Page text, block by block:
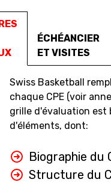
NEWS CENTER
ÉCHÉANCIER
ET VISITES
Swiss Basketball
chaque CPE (voir
grille d'évaluation est
d'éléments, dont:
Biographie du
Structure du